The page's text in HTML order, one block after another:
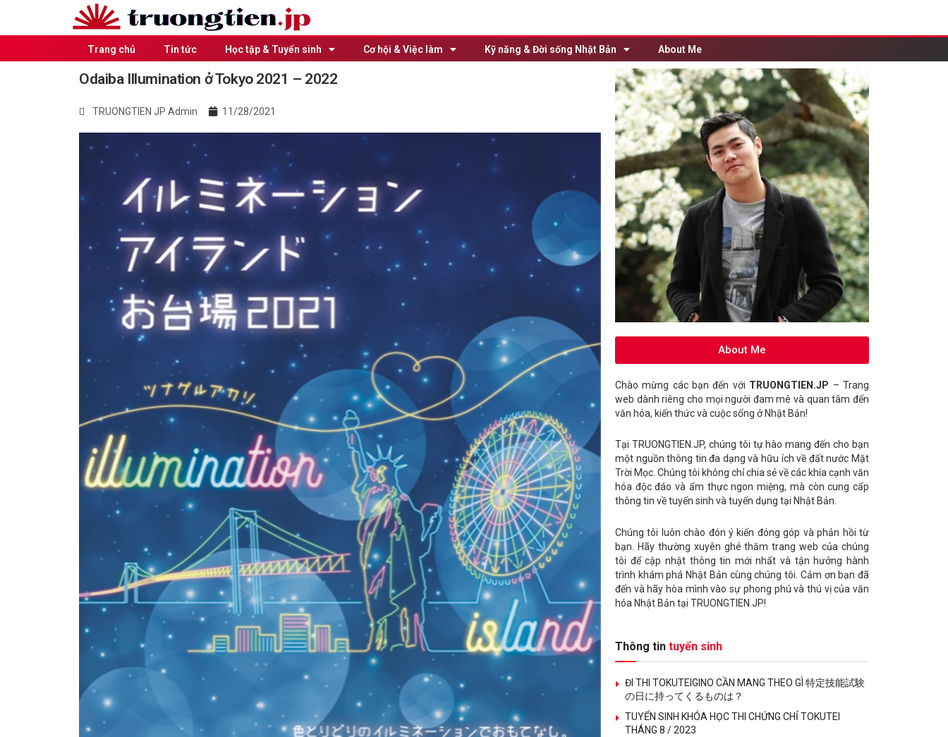
Trang chủ Tin tức Học tập & Tuyển sinh Cơ hội & Việc làm Kỹ năng & Đời sống Nhật Bản About Me
Odaiba Illumination ở Tokyo 2021 – 2022
TRUONGTIEN JP Admin 11/28/2021
About Me
Chào mừng các bạn đến với TRUONGTIEN.JP – Trang
web dành riêng cho mọi người đam mê và quan tâm đến
văn hóa, kiến thức và cuộc sống ở Nhật Bản!
Tại TRUONGTIEN.JP, chúng tôi tự hào mang đến cho bạn
một nguồn thông tin đa dạng và hữu ích về đất nước Mặt
Trời Mọc. Chúng tôi không chỉ chia sẻ về các khía cạnh văn
hóa độc đáo và ẩm thực ngon miệng, mà còn cung cấp
thông tin về tuyển sinh và tuyển dụng tại Nhật Bản.
Chúng tôi luôn chào đón ý kiến đóng góp và phản hồi từ
bạn. Hãy thường xuyên ghé thăm trang web của chúng
tôi để cập nhật thông tin mới nhất và tận hưởng hành
trình khám phá Nhật Bản cùng chúng tôi. Cảm ơn bạn đã
đến và hãy hòa mình vào sự phong phú và thú vị của văn
hóa Nhật Bản tại TRUONGTIEN.JP!
Thông tin tuyển sinh
ĐI THI TOKUTEIGINO CẦN MANG THEO GÌ 特定技能試験
の日に持ってくるものは？
TUYỂN SINH KHÓA HỌC THI CHỨNG CHỈ TOKUTEI
THÁNG 8 / 2023